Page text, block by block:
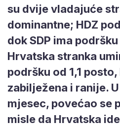
su dvije vladajuće
dominantne; HDZ
dok SDP ima
Hrvatska stranka
podršku od 1,1
zabilježena i ranije.
mjesec, povećao se
misle da Hrvatska